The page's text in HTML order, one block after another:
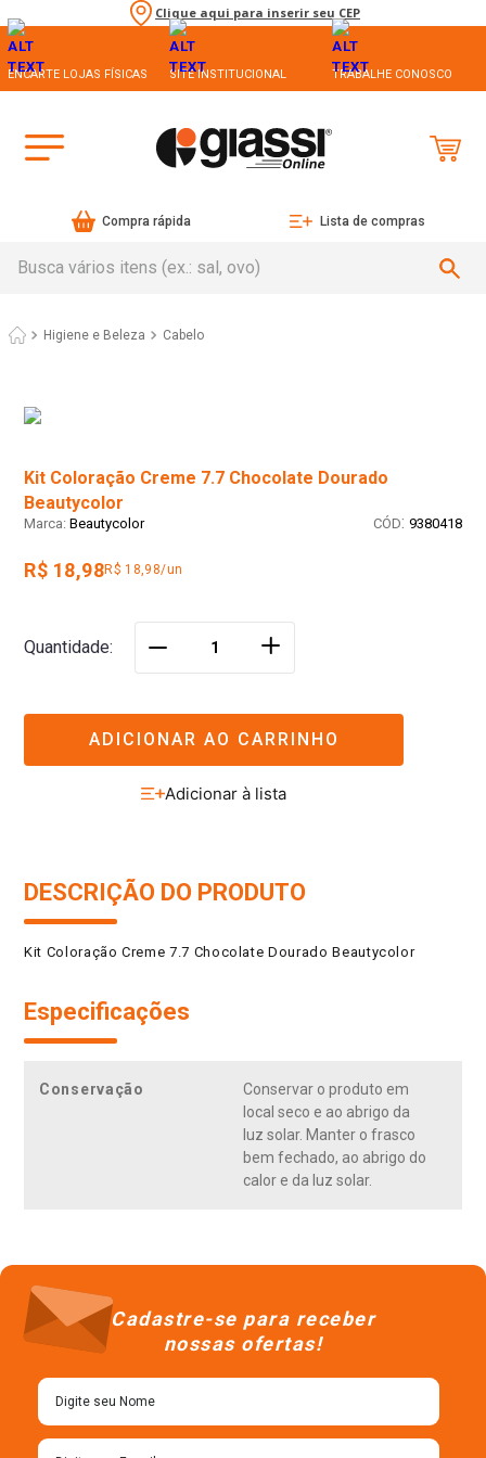
Clique aqui para inserir seu CEP
ENCARTE LOJAS FÍSICAS SITE INSTITUCIONAL TRABALHE CONOSCO
Compra rápida Lista de compras
Higiene e Beleza Cabelo
Kit Coloração Creme 7.7 Chocolate Dourado
Beautycolor
Beautycolor : 9380418
R$ 18,98R$ 18,98/un
Quantidade ＋
ADICIONAR AO CARRINHO
DESCRIÇÃO DO PRODUTO
Kit Coloração Creme 7.7 Chocolate Dourado Beautycolor
Especificações
Conservação
Conservar o produto em
local seco e ao abrigo da
luz solar. Manter o frasco
bem fechado, ao abrigo do
calor e da luz solar.
Cadastre-se para receber
nossas ofertas!